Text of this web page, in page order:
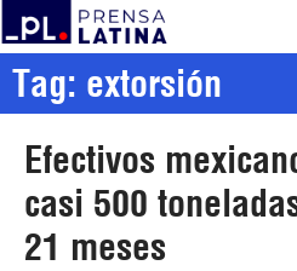
Tag: extorsión
Efectivos
casi 500
21 meses